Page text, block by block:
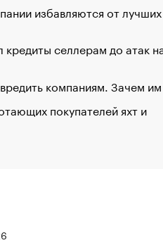
избавляются от лучших
селлерам до атак
компаниям. Зачем
покупателей яхт и